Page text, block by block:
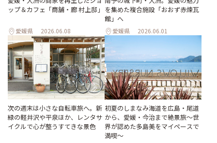
ップ＆カフェ「商舗・廊 村上邸」
愛媛県 2026.06.08
を集めた複合施設「おおず赤煉瓦
館」へ
愛媛県 2026.06.01
次の週末は小さな自転車旅へ。新
緑の軽井沢や平泉ほか、レンタサ
イクルで心が整うすてきな景色
初夏のしまなみ海道を広島・尾道
から、愛媛・今治まで絶景旅〜世
界が認めた多島美をマイペースで
満喫〜